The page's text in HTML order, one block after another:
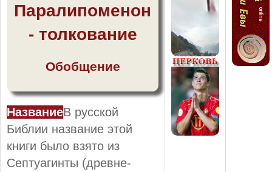
Паралипоменон
- толкование
Обобщение
НазваниеВ русской
Библии название этой
книги было взято из
Септуагинты (древне-